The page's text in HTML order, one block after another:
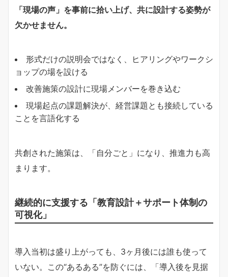
「現場の声」を事前に拾い上げ、共に設計する姿勢が
欠かせません。
形式だけの説明会ではなく、ヒアリングやワークシ
ョップの場を設ける
改善施策の設計に現場メンバーを巻き込む
現場起点の課題解決が、経営課題とも接続している
ことを言語化する
共創された施策は、「自分ごと」になり、推進力も高
まります。
継続的に支援する「教育設計＋サポート体制の
可視化」
導入当初は盛り上がっても、3ヶ月後には誰も使って
いない。この“あるある”を防ぐには、「導入後を見据